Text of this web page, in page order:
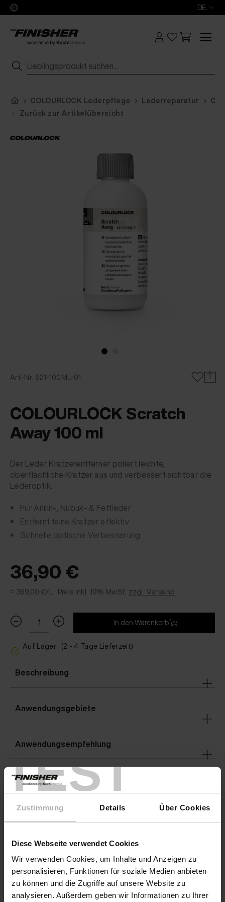
TEST
Zustimmung Details Über Cookies
Diese Webseite verwendet Cookies
Wir verwenden Cookies, um Inhalte und Anzeigen zu
personalisieren, Funktionen für soziale Medien anbieten
zu können und die Zugriffe auf unsere Website zu
analysieren. Außerdem geben wir Informationen zu Ihrer
DE
COLOURLOCK Lederpflege Lederreparatur
Zurück zur Artikelübersicht
Art-Nr. 621-100ML-01
COLOURLOCK Scratch
Away 100 ml
Der Leder Kratzerentferner poliert leichte,
oberflächliche Kratzer aus und verbessert sichtbar die
Lederoptik.
Für Anilin-, Nubuk- & Fettleder
Entfernt feine Kratzer effektiv
Schnelle optische Verbesserung
36,90 €
= 369,00 €/L · Preis inkl. 19% MwSt. zzgl. Versand
In den Warenkorb
Auf Lager (2 - 4 Tage Lieferzeit)
Beschreibung
Anwendungsgebiete
Anwendungsempfehlung
Warnhinweise